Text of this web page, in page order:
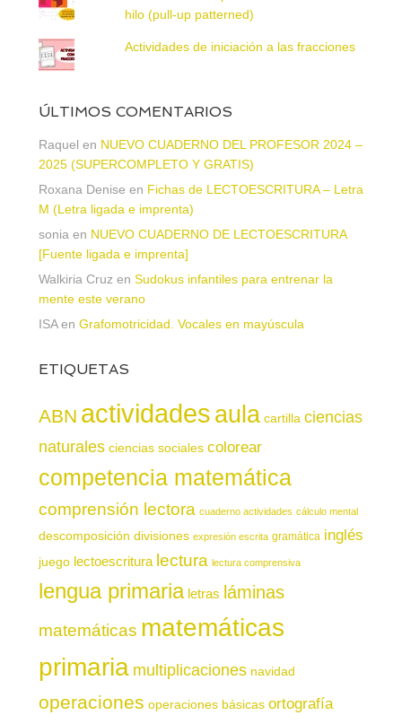
hilo (pull-up patterned)
Actividades de iniciación a las fracciones
ÚLTIMOS COMENTARIOS
Raquel en NUEVO CUADERNO DEL PROFESOR 2024 –
2025 (SUPERCOMPLETO Y GRATIS)
Roxana Denise en Fichas de LECTOESCRITURA – Letra
M (Letra ligada e imprenta)
sonia en NUEVO CUADERNO DE LECTOESCRITURA
[Fuente ligada e imprenta]
Walkiria Cruz en Sudokus infantiles para entrenar la
mente este verano
ISAen Grafomotricidad. Vocales en mayúscula
ETIQUETAS
ABN actividadesaula cartilla ciencias
naturales ciencias sociales colorear
competencia matemática
comprensión lectora cuaderno actividades cálculo mental
descomposición divisiones expresión escrita gramática inglés
juego lectoescritura lectura lectura comprensiva
lengua primaria letras láminas
matemáticas matemáticas
primaria multiplicaciones navidad
operaciones operaciones básicas ortografía